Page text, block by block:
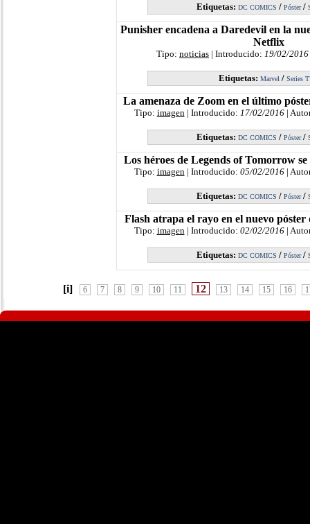
Etiquetas: DC COMICS / Póster/
Punisher encadena a Daredevil en la
Netflix
Tipo: noticias | Introducido: 19/02/2016
Etiquetas: Marvel/ Series
La amenaza de Zoom en el último
Tipo: imagen| Introducido: 17/02/2016|
Etiquetas: DC COMICS / Póster/
Los héroes de Legends of Tomorrow
Tipo: imagen| Introducido: 05/02/2016|
Etiquetas: DC COMICS / Póster/
Flash atrapa el rayo en el nuevo póster
Tipo: imagen| Introducido: 02/02/2016|
Etiquetas: DC COMICS / Póster/
[i] 6 7 8 9 10 11 12 13 14 15 16